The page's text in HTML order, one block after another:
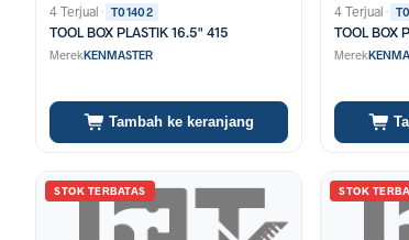
4 Terjual· T01402
TOOL BOX PLASTIK 16.5" 415
MerekKENMASTER
Tambah ke keranjang
4 Terjual·
TOOL BOX
Merek
STOK TERBATAS STOK